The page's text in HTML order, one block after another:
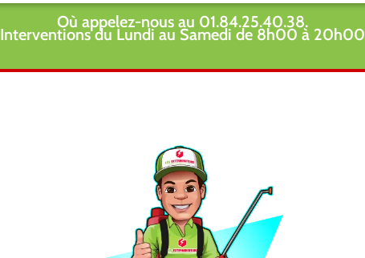
Où appelez-nous au 01.84.25.40.38.
Interventions du Lundi au Samedi de 8h00 à 20h00